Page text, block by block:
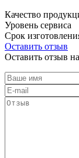
Качество
Уровень сервиса
Срок
Оставить отзыв
Оставить отзыв